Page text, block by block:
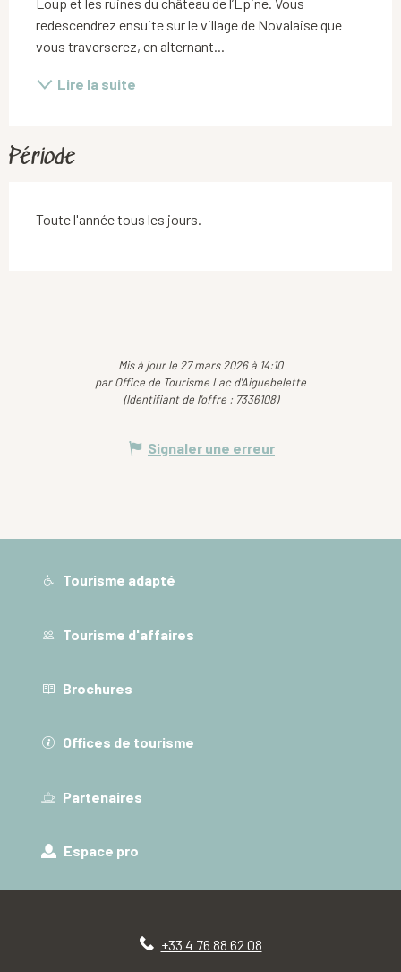
redescendrez ensuite sur le village de Novalaise que
vous traverserez, en alternant...
Lire la suite
Période
Toute l'année tous les jours.
Mis à jour le 27 mars 2026 à 14:10
par Office de Tourisme Lac d'Aiguebelette
(Identifiant de l'offre : 7336108)
Signaler une erreur
Tourisme adapté
Tourisme d'affaires
Brochures
Offices de tourisme
Partenaires
Espace pro
+33 4 76 88 62 08